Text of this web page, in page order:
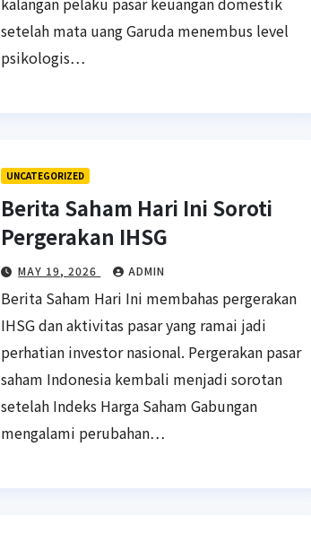
setelah mata uang Garuda menembus level
psikologis…
UNCATEGORIZED
Berita Saham Hari Ini Soroti
Pergerakan IHSG
MAY 19, 2026 ADMIN
Berita Saham Hari Ini membahas pergerakan
IHSG dan aktivitas pasar yang ramai jadi
perhatian investor nasional. Pergerakan pasar
saham Indonesia kembali menjadi sorotan
setelah Indeks Harga Saham Gabungan
mengalami perubahan…